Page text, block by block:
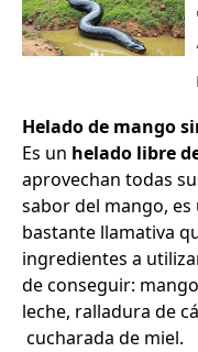
Helado de mango
Es un helado libre
aprovechan todas
sabor del mango,
bastante llamativa
ingredientes a
de conseguir:
leche, ralladura de
cucharada de miel.